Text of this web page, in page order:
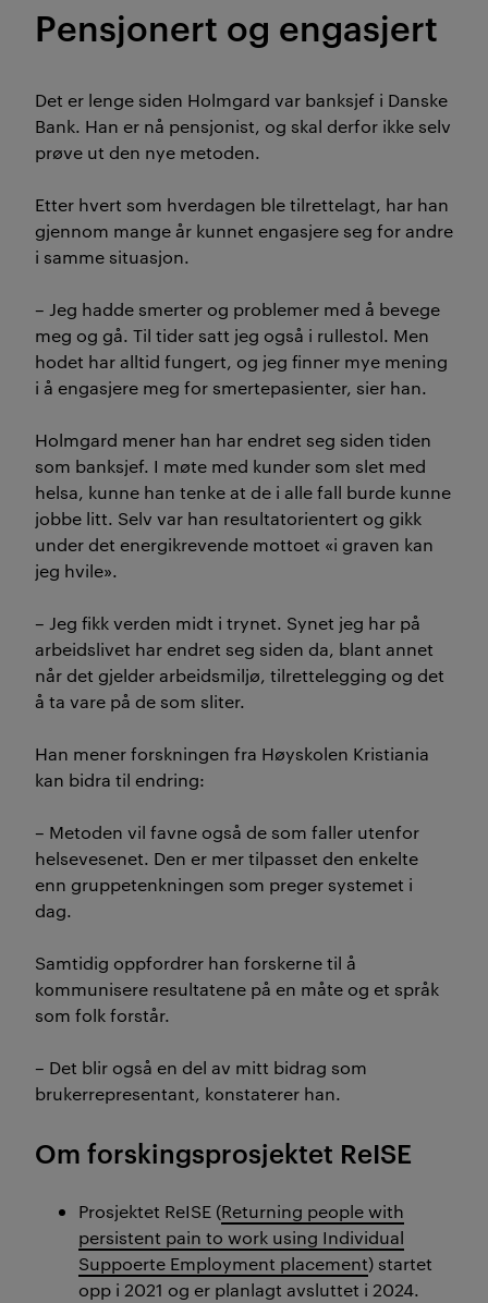
Pensjonert og engasjert
Det er lenge siden Holmgard var banksjef i Danske
Bank. Han er nå pensjonist, og skal derfor ikke selv
prøve ut den nye metoden.
Etter hvert som hverdagen ble tilrettelagt, har han
gjennom mange år kunnet engasjere seg for andre
i samme situasjon.
– Jeg hadde smerter og problemer med å bevege
meg og gå. Til tider satt jeg også i rullestol. Men
hodet har alltid fungert, og jeg finner mye mening
i å engasjere meg for smertepasienter, sier han.
Holmgard mener han har endret seg siden tiden
som banksjef. I møte med kunder som slet med
helsa, kunne han tenke at de i alle fall burde kunne
jobbe litt. Selv var han resultatorientert og gikk
under det energikrevende mottoet «i graven kan
jeg hvile».
– Jeg fikk verden midt i trynet. Synet jeg har på
arbeidslivet har endret seg siden da, blant annet
når det gjelder arbeidsmiljø, tilrettelegging og det
å ta vare på de som sliter.
Han mener forskningen fra Høyskolen Kristiania
kan bidra til endring:
– Metoden vil favne også de som faller utenfor
helsevesenet. Den er mer tilpasset den enkelte
enn gruppetenkningen som preger systemet i
dag.
Samtidig oppfordrer han forskerne til å
kommunisere resultatene på en måte og et språk
som folk forstår.
– Det blir også en del av mitt bidrag som
brukerrepresentant, konstaterer han.
Om forskingsprosjektet ReISE
Prosjektet ReISE (Returning people with
persistent pain to work using Individual
Suppoerte Employment placement) startet
opp i 2021 og er planlagt avsluttet i 2024.